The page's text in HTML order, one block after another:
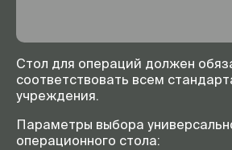
Стол для операций должен
соответствовать всем
учреждения.
Параметры выбора
операционного стола: